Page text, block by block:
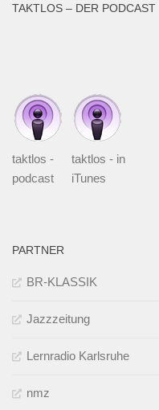
TAKTLOS – DER PODCAST
taktlos -
podcast
taktlos - in
iTunes
PARTNER
BR-KLASSIK
Jazzzeitung
Lernradio Karlsruhe
nmz